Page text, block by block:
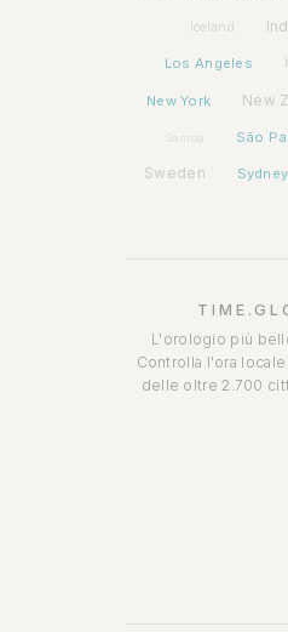
Iceland
Los Angeles
New York New
Samoa São
Sweden Sydney
L'orologio più
Controlla l'ora
delle oltre 2.700